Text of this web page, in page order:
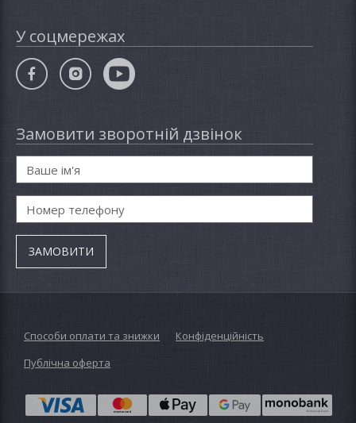
У соцмережах
Замовити зворотній дзвінок
Способи оплати та знижки
Конфіденційність
Публічна оферта